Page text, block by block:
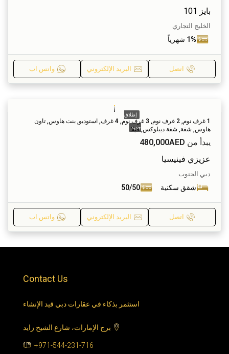
بايز 101
الخليج التجاري
1% شهرياً
اتصل البريد الإلكتروني واتس اب
إطلاق
جديد
1 غرف نوم, 2 غرف نوم, 3 غرف نوم, 4 غرف, استوديو, بنت هاوس, تاون
هاوس, شقة, شقة ديبلوكس, فيلا
يبدأ من 480,000AED
عزيزي فينيسيا
دبي الجنوب
شقق سكنية 50/50
اتصل البريد الإلكتروني واتس اب
Contact Us
استثمر بذكاء في عقارات دبي قيد الإنشاء
برج الإمارات، شارع الشيخ زايد
+971-544-231-716